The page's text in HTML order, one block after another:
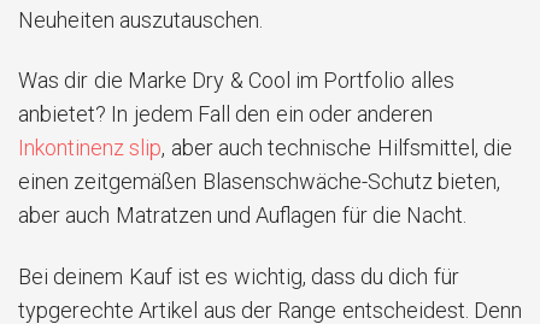
Neuheiten auszutauschen.
Was dir die Marke Dry & Cool im Portfolio alles
anbietet? In jedem Fall den ein oder anderen
Inkontinenz slip, aber auch technische Hilfsmittel, die
einen zeitgemäßen Blasenschwäche-Schutz bieten,
aber auch Matratzen und Auflagen für die Nacht.
Bei deinem Kauf ist es wichtig, dass du dich für
typgerechte Artikel aus der Range entscheidest. Denn